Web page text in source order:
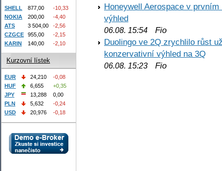
Honeywell Aerospace v
výhled
06.08. 15:54 Fio
Duolingo ve 2Q zrychlilo růst
konzervativní výhled na 3Q
06.08. 15:23 Fio
SHELL 877,00
-10,33
NOKIA
200,00
-4,40
ATS
3 504,00
-2,56
CZGCE
955,00
-2,15
KARIN
140,00 -2,10
Kurzovní lístek
EUR 24,210
-0,08
HUF
6,655
+0,35
JPY
13,288
0,00
PLN
5,632
-0,24
USD
20,976 -0,18